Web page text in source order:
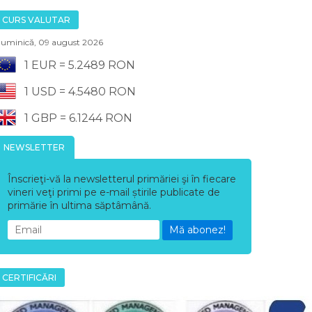
CURS VALUTAR
09 august 2026
1 EUR = 5.2489 RON
1 USD = 4.5480 RON
1 GBP = 6.1244 RON
NEWSLETTER
Înscrieţi-vă la newsletterul primăriei şi în fiecare
vineri veţi primi pe e-mail știrile publicate de
primărie în ultima săptâmână.
Mă abonez!
CERTIFICĂRI